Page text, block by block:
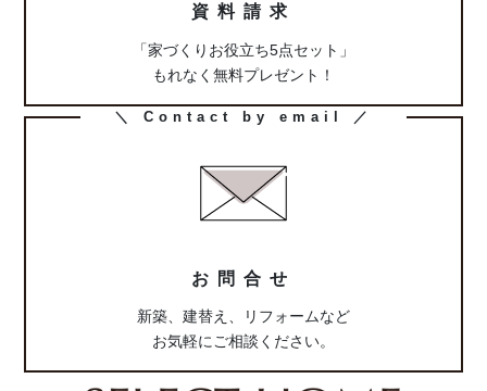
資料請求
「家づくりお役立ち5点セット」
もれなく無料プレゼント！
カ
＼ Contact by email ／
お問合せ
新築、建替え、リフォームなど
お気軽にご相談ください。